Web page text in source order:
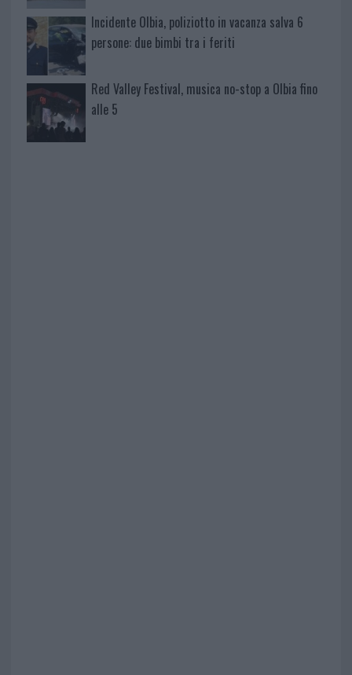
Incidente Olbia, poliziotto in vacanza salva 6
persone: due bimbi tra i feriti
Red Valley Festival, musica no-stop a Olbia fino
alle 5